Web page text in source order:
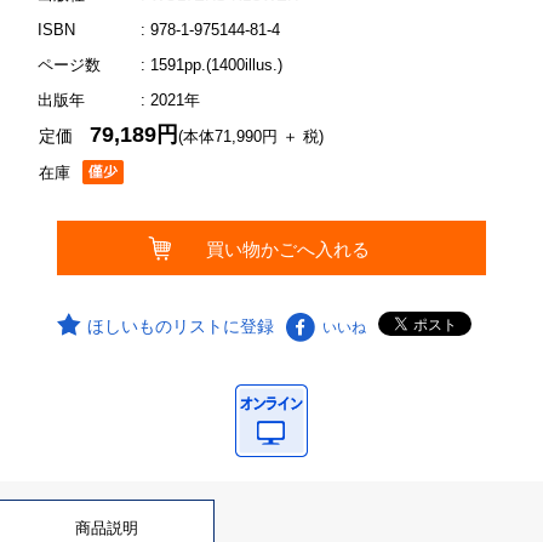
ISBN
: 978-1-975144-81-4
ページ数
: 1591pp.(1400illus.)
出版年
: 2021年
在庫
定価79,189円(本体71,990円 ＋ 税)
ほしいものリストに登録 いいね
商品説明